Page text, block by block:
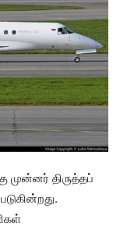
முன்னர் திருத்தப்